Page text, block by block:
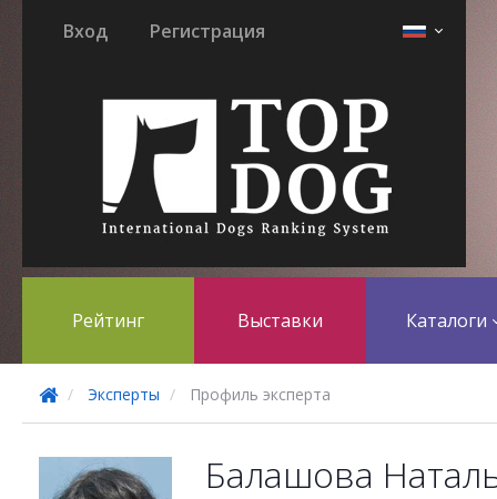
Вход Регистрация
Рейтинг Выставки Каталоги
Эксперты Профиль эксперта
Балашова